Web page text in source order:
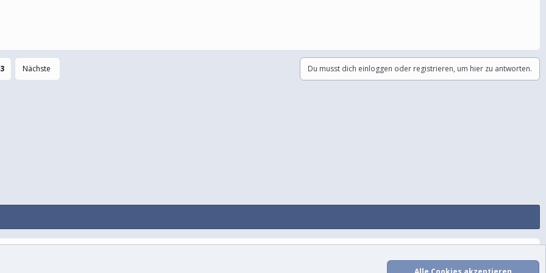
Nächste Du musst dich einloggen oder registrieren, um hier zu antworten.
S